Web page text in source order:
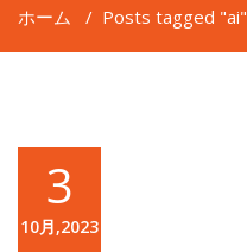
ホーム / Posts tagged "ai"
3
10月,2023